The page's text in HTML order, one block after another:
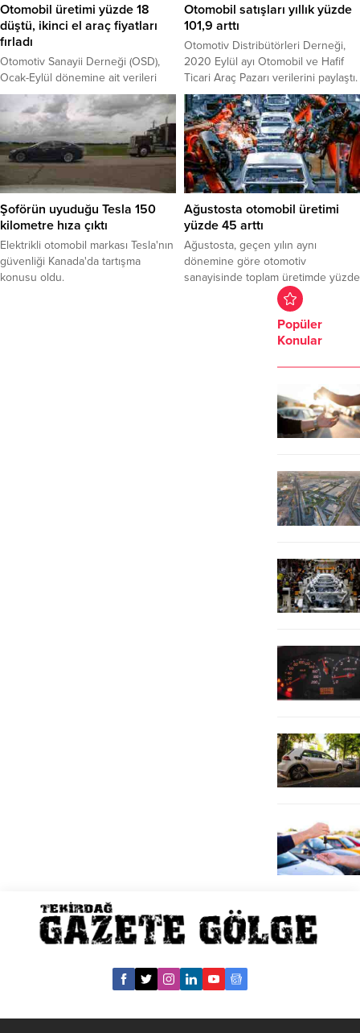
Otomobil üretimi yüzde 18
düştü, ikinci el araç fiyatları
fırladı
Otomotiv Sanayii Derneği (OSD),
Ocak-Eylül dönemine ait verileri
açıkladı. OSD’nin açıkladığı verilere
göre otomobil üretimi geçen yılın
ilk 9 ayına göre yüzde 18 oranında
azaldı. Pandemi dolayısıyla üretimin
yavaşlaması, sıfır araçların ve buna
bağlı olarak da ikinci el otomobil
fiyatlarının yükselmesine neden
oldu. Sıfır araçlara talebin yüksek
olması ve otomobil...
Otomobil satışları yıllık yüzde
101,9 arttı
Otomotiv Distribütörleri Derneği,
2020 Eylül ayı Otomobil ve Hafif
Ticari Araç Pazarı verilerini paylaştı.
Buna göre, ilk 9 ayık dönemde
Türkiye otomobil ve hafif ticari araç
toplam pazarı, bir önceki yılın aynı
dönemine göre yüzde 75,5 artarak
493 bin 621 adet olarak
gerçekleşti.Otomobil satışları, aynı
dönemde geçen yıla göre...
Şoförün uyuduğu Tesla 150
kilometre hıza çıktı
Elektrikli otomobil markası Tesla'nın
güvenliği Kanada'da tartışma
konusu oldu.
Ağustosta otomobil üretimi
yüzde 45 arttı
Ağustosta, geçen yılın aynı
dönemine göre otomotiv
sanayisinde toplam üretimde yüzde
44, otomobil üretiminde ise yüzde
45'lik artış yaşandı.
Popüler
Konular